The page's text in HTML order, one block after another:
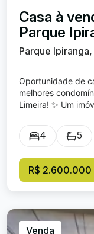
Casa à
Parque
Parque
Oportunidade de
melhores
Limeira! ✨ Um
4 5
R$ 2.600.000
Venda